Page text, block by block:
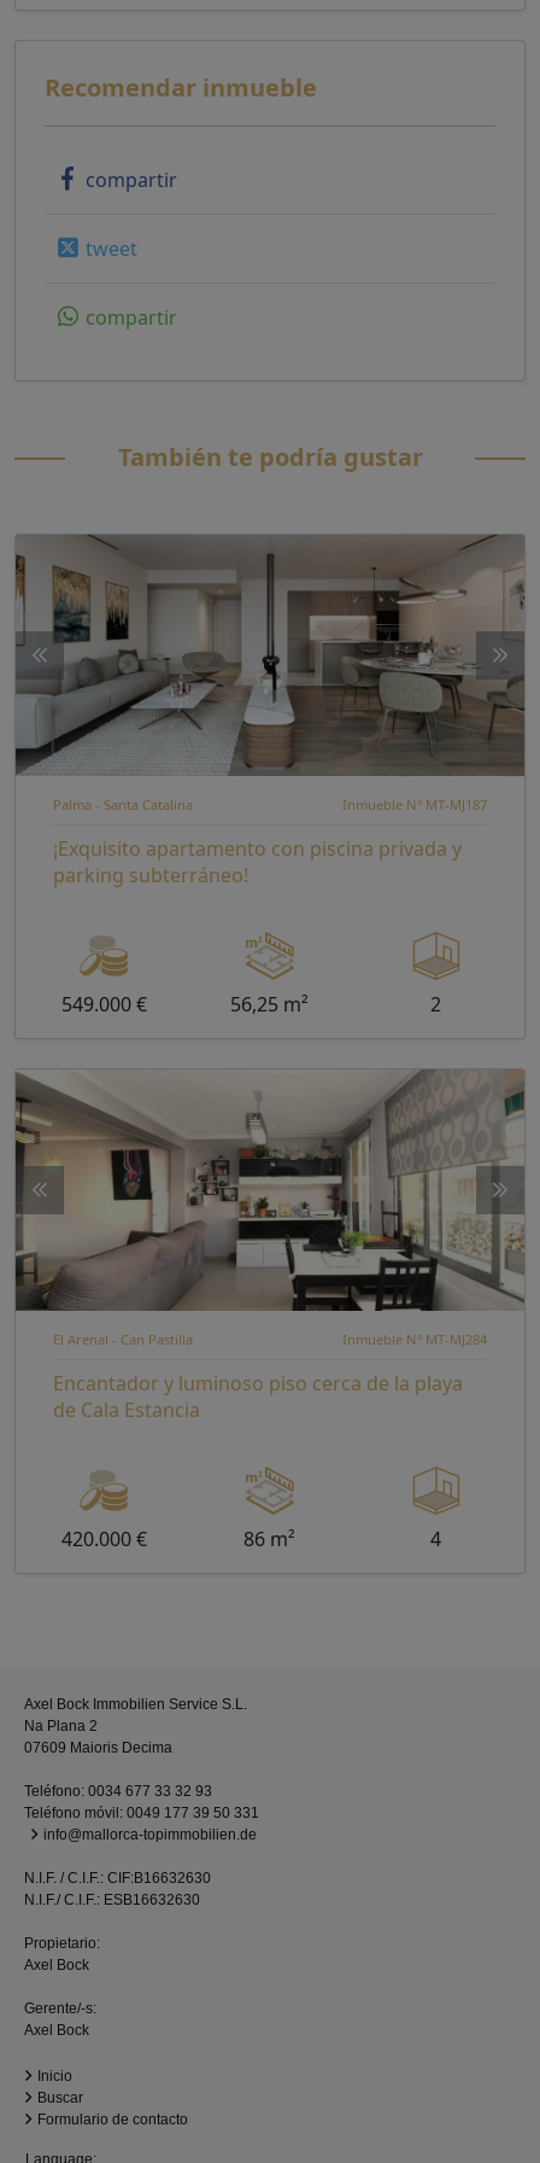
Recomendar inmueble
compartir
tweet
compartir
También te podría gustar
Palma - Santa Catalina Inmueble Nº MT-MJ187
¡Exquisito apartamento con piscina privada y
parking subterráneo!
549.000 € 56,25 m² 2
El Arenal - Can Pastilla Inmueble Nº MT-MJ284
Encantador y luminoso piso cerca de la playa
de Cala Estancia
420.000 € 86 m² 4
Axel Bock Immobilien Service S.L.
Na Plana 2
07609 Maioris Decima
Teléfono: 0034 677 33 32 93
Teléfono móvil: 0049 177 39 50 331
info@mallorca-topimmobilien.de
N.I.F. / C.I.F.: CIF:B16632630
N.I.F./ C.I.F.: ESB16632630
Propietario:
Axel Bock
Gerente/-s:
Axel Bock
Inicio
Buscar
Formulario de contacto
Language: